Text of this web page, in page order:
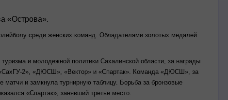
«Острова».
среди женских команд. Обладателями золотых медалей
и молодежной политики Сахалинской области, за награды
«СахГУ-2», «ДЮСШ», «Вектор» и «Спартак». Команда «ДЮСШ», за
и замкнула турнирную таблицу. Борьба за бронзовые
«Спартак», занявший третье место.